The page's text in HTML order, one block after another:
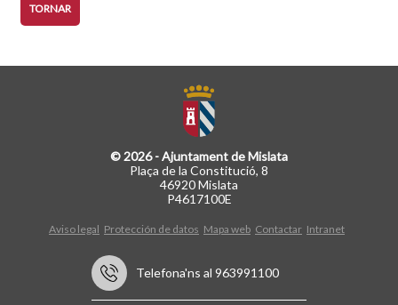
TORNAR
© 2026 - Ajuntament de Mislata
Plaça de la Constitució, 8
46920 Mislata
P4617100E
Aviso legal Protección de datos Mapa web Contactar Intranet
Telefona'ns al 963991100